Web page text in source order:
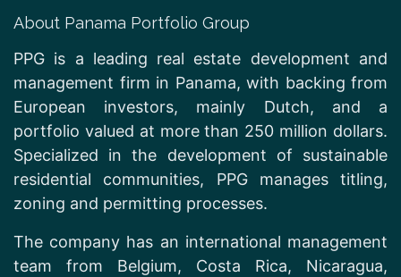
About Panama Portfolio Group
PPG is a leading real estate development and
management firm in Panama, with backing from
European investors, mainly Dutch, and a
portfolio valued at more than 250 million dollars.
Specialized in the development of sustainable
residential communities, PPG manages titling,
zoning and permitting processes.
The company has an international management
team from Belgium, Costa Rica, Nicaragua,